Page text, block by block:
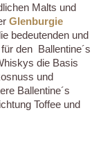
Malts und
Glenburgie
bedeutenden und
den Ballentine´s
die Basis
und
Ballentine´s
Toffee und